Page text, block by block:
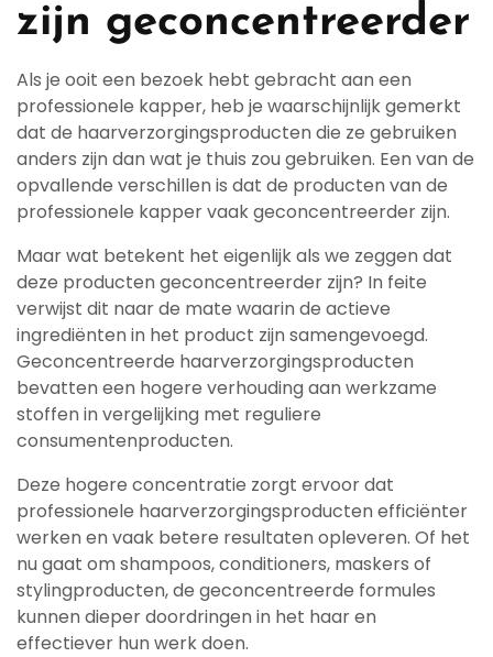
zijn geconcentreerder
Als je ooit een bezoek hebt gebracht aan een
professionele kapper, heb je waarschijnlijk gemerkt
dat de haarverzorgingsproducten die ze gebruiken
anders zijn dan wat je thuis zou gebruiken. Een van de
opvallende verschillen is dat de producten van de
professionele kapper vaak geconcentreerder zijn.
Maar wat betekent het eigenlijk als we zeggen dat
deze producten geconcentreerder zijn? In feite
verwijst dit naar de mate waarin de actieve
ingrediënten in het product zijn samengevoegd.
Geconcentreerde haarverzorgingsproducten
bevatten een hogere verhouding aan werkzame
stoffen in vergelijking met reguliere
consumentenproducten.
Deze hogere concentratie zorgt ervoor dat
professionele haarverzorgingsproducten efficiënter
werken en vaak betere resultaten opleveren. Of het
nu gaat om shampoos, conditioners, maskers of
stylingproducten, de geconcentreerde formules
kunnen dieper doordringen in het haar en
effectiever hun werk doen.